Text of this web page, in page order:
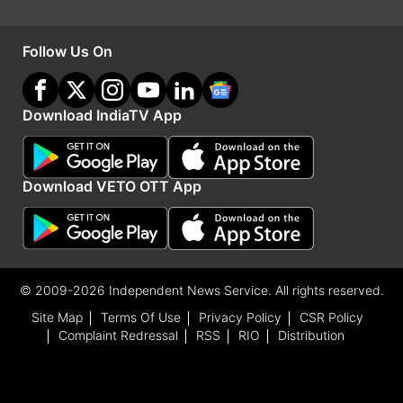
Follow Us On
Download IndiaTV App
Download VETO OTT App
© 2009-2026 Independent News Service. All rights reserved.
Site Map
Terms Of Use Privacy Policy
CSR Policy
Complaint Redressal
RSS RIO Distribution